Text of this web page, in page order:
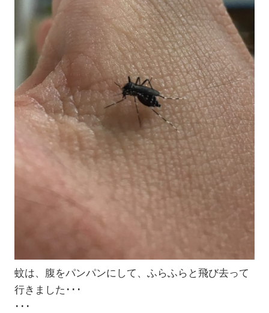
蚊は、腹をパンパンにして、ふらふらと飛び去って
行きました･･･
･･･